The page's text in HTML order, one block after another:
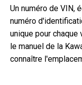
Un numéro de VIN,
numéro
unique pour
le manuel de la
connaître